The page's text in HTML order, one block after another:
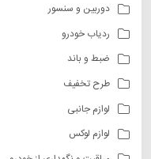
دوربین و سنسور
ردیاب خودرو
ضبط و باند
طرح تخفیف
لوازم جانبی
لوازم لوکس